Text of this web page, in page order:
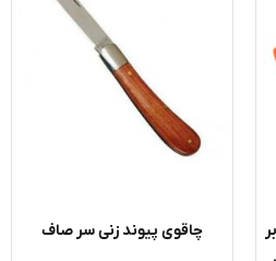
چاقوی پیوند زنی سر صاف